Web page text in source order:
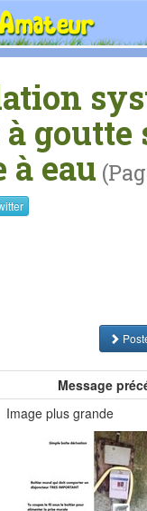
goutte
à eau
Message
Image plus grande